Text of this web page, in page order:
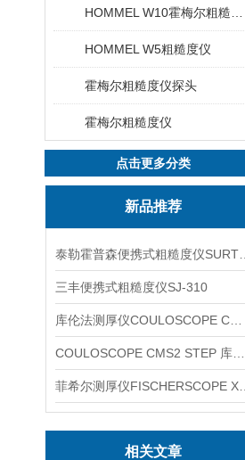
HOMMEL W5粗糙度仪
霍梅尔粗糙度仪探头
霍梅尔粗糙度仪
点击更多分类
新品推荐
三丰便携式粗糙度仪SJ-310
相关文章